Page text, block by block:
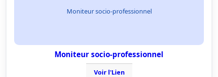
Moniteur socio-professionnel
Moniteur socio-professionnel
Voir l'Lien